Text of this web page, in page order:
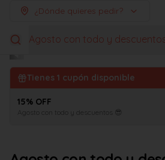
¿Dónde quieres pedir?
Agosto con todo y
Tienes 1 cupón disponible
15% OFF
Agosto con todo y descuentos 😎